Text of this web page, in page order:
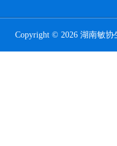
Copyright © 2026 湖南敏